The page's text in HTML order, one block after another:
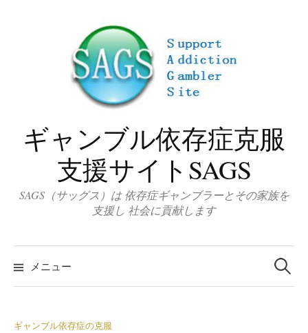
ギャンブル依存症克服
支援サイトSAGS
SAGS（サッグス）は 依存症ギャンブラーとその家族を
支援し 社会に貢献します
メニュー 索
ギャンブル依存症の克服